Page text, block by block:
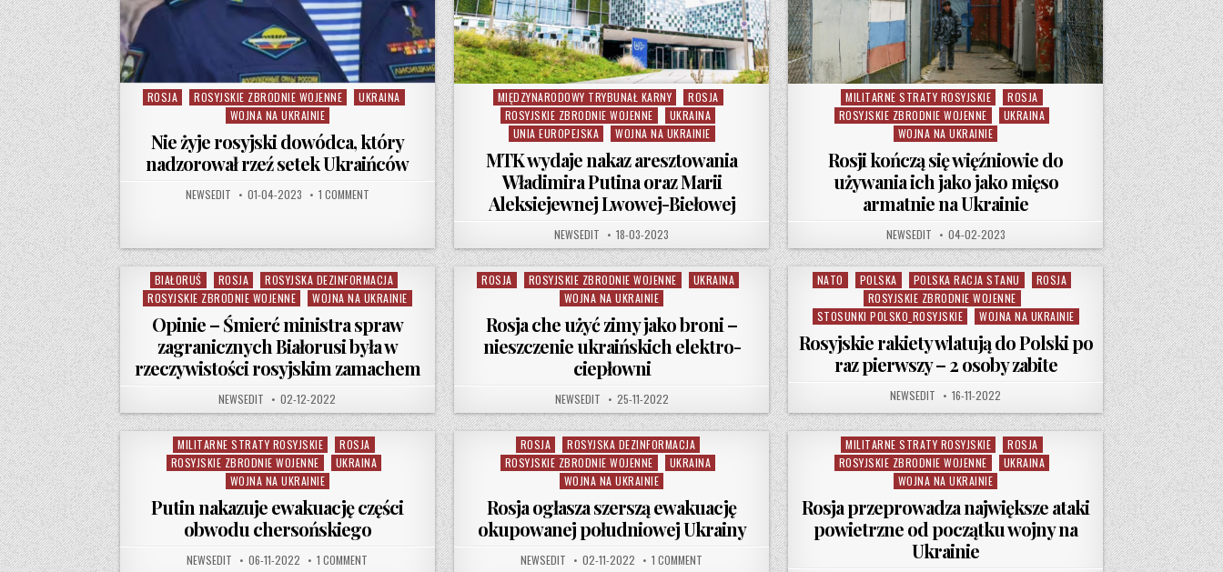
Posted in
ROSJA ROSYJSKIE ZBRODNIE WOJENNE
UKRAINA
WOJNA NA UKRAINIE
Nie żyje rosyjski dowódca, który
nadzorował rzeź setek Ukraińców
AUTHOR:
NEWSEDIT PUBLISHED DATE:
01-04-2023 1 COMMENTON NIE ŻYJE ROSYJSKI DOWÓDCA, KTÓRY NADZOROWAŁ RZEŹ SETEK UKRAIŃCÓW
Posted in
MIĘDZYNARODOWY TRYBUNAŁ KARNY
ROSJA
ROSYJSKIE ZBRODNIE WOJENNE
UKRAINA
UNIA EUROPEJSKA
WOJNA NA UKRAINIE
MTK wydaje nakaz aresztowania
Władimira Putina oraz Marii
Aleksiejewnej Lwowej-Biełowej
AUTHOR:
NEWSEDIT PUBLISHED DATE:
18-03-2023
Posted in
MILITARNE STRATY ROSYJSKIE
ROSJA
ROSYJSKIE ZBRODNIE WOJENNE
UKRAINA
WOJNA NA UKRAINIE
Rosji kończą się więźniowie do
używania ich jako jako mięso
armatnie na Ukrainie
AUTHOR:
NEWSEDIT PUBLISHED DATE:
04-02-2023
Posted in
BIAŁORUŚ ROSJA
ROSYJSKA DEZINFORMACJA
ROSYJSKIE ZBRODNIE WOJENNE
WOJNA NA UKRAINIE
Opinie – Śmierć ministra spraw
zagranicznych Białorusi była w
rzeczywistości rosyjskim zamachem
AUTHOR:
NEWSEDIT PUBLISHED DATE:
02-12-2022
Posted in
ROSJA ROSYJSKIE ZBRODNIE WOJENNE
UKRAINA
WOJNA NA UKRAINIE
Rosja che użyć zimy jako broni –
nieszczenie ukraińskich elektro-
ciepłowni
AUTHOR:
NEWSEDIT PUBLISHED DATE:
25-11-2022
Posted in
NATO POLSKA POLSKA RACJA STANU
ROSJA
ROSYJSKIE ZBRODNIE WOJENNE
STOSUNKI POLSKO_ROSYJSKIE
WOJNA NA UKRAINIE
Rosyjskie rakiety wlatują do Polski po
raz pierwszy – 2 osoby zabite
AUTHOR:
NEWSEDIT PUBLISHED DATE:
16-11-2022
Posted in
MILITARNE STRATY ROSYJSKIE
ROSJA
ROSYJSKIE ZBRODNIE WOJENNE
UKRAINA
WOJNA NA UKRAINIE
Putin nakazuje ewakuację części
obwodu chersońskiego
AUTHOR:
NEWSEDIT PUBLISHED DATE:
06-11-2022 1 COMMENT ON PUTIN NAKAZUJE EWAKUACJĘ CZĘŚCI OBWODU CHERSOŃSKIEGO
Posted in
ROSJA
ROSYJSKA DEZINFORMACJA
ROSYJSKIE ZBRODNIE WOJENNE
UKRAINA
WOJNA NA UKRAINIE
Rosja ogłasza szerszą ewakuację
okupowanej południowej Ukrainy
AUTHOR:
NEWSEDIT PUBLISHED DATE:
02-11-2022 1 COMMENT ON ROSJA OGŁASZA SZERSZĄ EWAKUACJĘ OKUPOWANEJ POŁUDNIOWEJ UKRAINY
Posted in
MILITARNE STRATY ROSYJSKIE
ROSJA
ROSYJSKIE ZBRODNIE WOJENNE
UKRAINA
WOJNA NA UKRAINIE
Rosja przeprowadza największe ataki
powietrzne od początku wojny na
Ukrainie